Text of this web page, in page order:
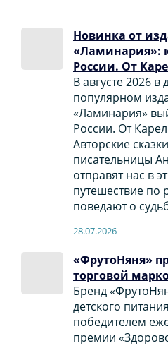
Новинка от
«Ламинария»:
России. От
В августе 2026
популярном
«Ламинария»
России. От
Авторские
писательницы
отправят нас в
путешествие по
поведают о
28.07.2026
«ФрутоНяня»
торговой
Бренд
детского
победителем
премии